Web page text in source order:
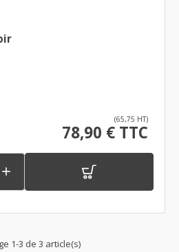
(65,75 HT)
78,90 € TTC

1-3 de 3 article(s)